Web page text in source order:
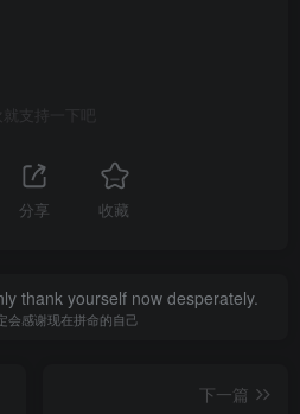
就支持一下吧
分享 收藏
thank yourself now desperately.
会感谢现在拼命的自己
下一篇